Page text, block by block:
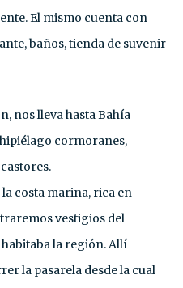
El mismo cuenta con
baños, tienda de suvenir
nos lleva hasta Bahía
cormoranes,
la costa marina, rica en
vestigios del
la región. Allí
la pasarela desde la cual